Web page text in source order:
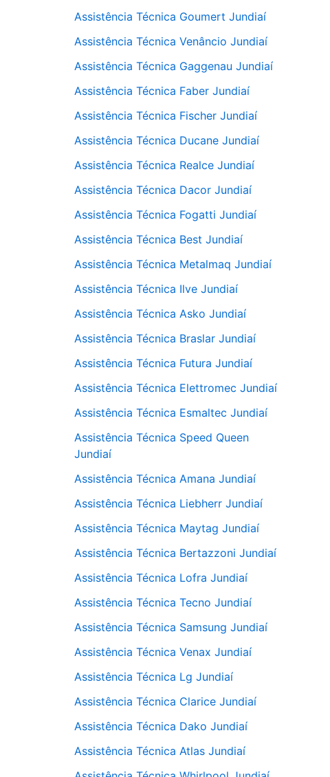
Assistência Técnica Goumert Jundiaí
Assistência Técnica Venâncio Jundiaí
Assistência Técnica Gaggenau Jundiaí
Assistência Técnica Faber Jundiaí
Assistência Técnica Fischer Jundiaí
Assistência Técnica Ducane Jundiaí
Assistência Técnica Realce Jundiaí
Assistência Técnica Dacor Jundiaí
Assistência Técnica Fogatti Jundiaí
Assistência Técnica Best Jundiaí
Assistência Técnica Metalmaq Jundiaí
Assistência Técnica Ilve Jundiaí
Assistência Técnica Asko Jundiaí
Assistência Técnica Braslar Jundiaí
Assistência Técnica Futura Jundiaí
Assistência Técnica Elettromec Jundiaí
Assistência Técnica Esmaltec Jundiaí
Assistência Técnica Speed Queen
Jundiaí
Assistência Técnica Amana Jundiaí
Assistência Técnica Liebherr Jundiaí
Assistência Técnica Maytag Jundiaí
Assistência Técnica Bertazzoni Jundiaí
Assistência Técnica Lofra Jundiaí
Assistência Técnica Tecno Jundiaí
Assistência Técnica Samsung Jundiaí
Assistência Técnica Venax Jundiaí
Assistência Técnica Lg Jundiaí
Assistência Técnica Clarice Jundiaí
Assistência Técnica Dako Jundiaí
Assistência Técnica Atlas Jundiaí